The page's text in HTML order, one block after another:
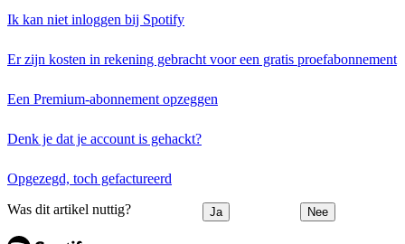
Ik kan niet inloggen bij Spotify
Er zijn kosten in rekening gebracht voor een gratis proefabonnement
Een Premium-abonnement opzeggen
Denk je dat je account is gehackt?
Opgezegd, toch gefactureerd
Was dit artikel nuttig? Ja Nee